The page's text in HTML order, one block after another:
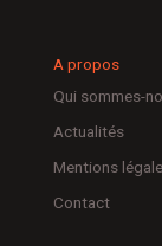
A propos
Qui sommes-
Actualités
Mentions
Contact